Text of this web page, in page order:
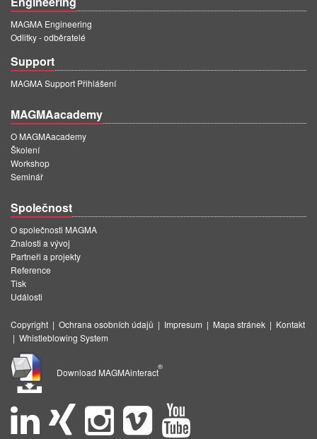
MAGMA Engineering
Odlitky - odběratelé
Support
MAGMA Support Přihlášení
MAGMAacademy
O MAGMAacademy
Školení
Workshop
Seminář
Společnost
O společnosti MAGMA
Znalosti a vývoj
Partneři a projekty
Reference
Tisk
Události
Copyright | Ochrana osobních údajů | Impresum | Mapa stránek | Kontakt
| Whistleblowing System
Download MAGMAinteract
®